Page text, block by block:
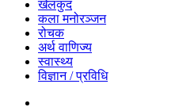
खेलकुद
कला मनोरञ्जन
रोचक
अर्थ वाणिज्य
स्वास्थ्य
विज्ञान / प्रविधि